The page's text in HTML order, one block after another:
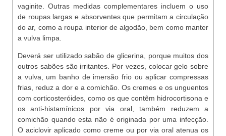
vaginite. Outras medidas complementares incluem o uso
de roupas largas e absorventes que permitam a circulação
do ar, como a roupa interior de algodão, bem como manter
a vulva limpa.
Deverá ser utilizado sabão de glicerina, porque muitos dos
outros sabões são irritantes. Por vezes, colocar gelo sobre
a vulva, um banho de imersão frio ou aplicar compressas
frias, reduz a dor e a comichão. Os cremes e os unguentos
com corticosteróides, como os que contêm hidrocortisona e
os anti-histamínicos por via oral, também reduzem a
comichão quando esta não é originada por uma infecção.
O aciclovir aplicado como creme ou por via oral atenua os